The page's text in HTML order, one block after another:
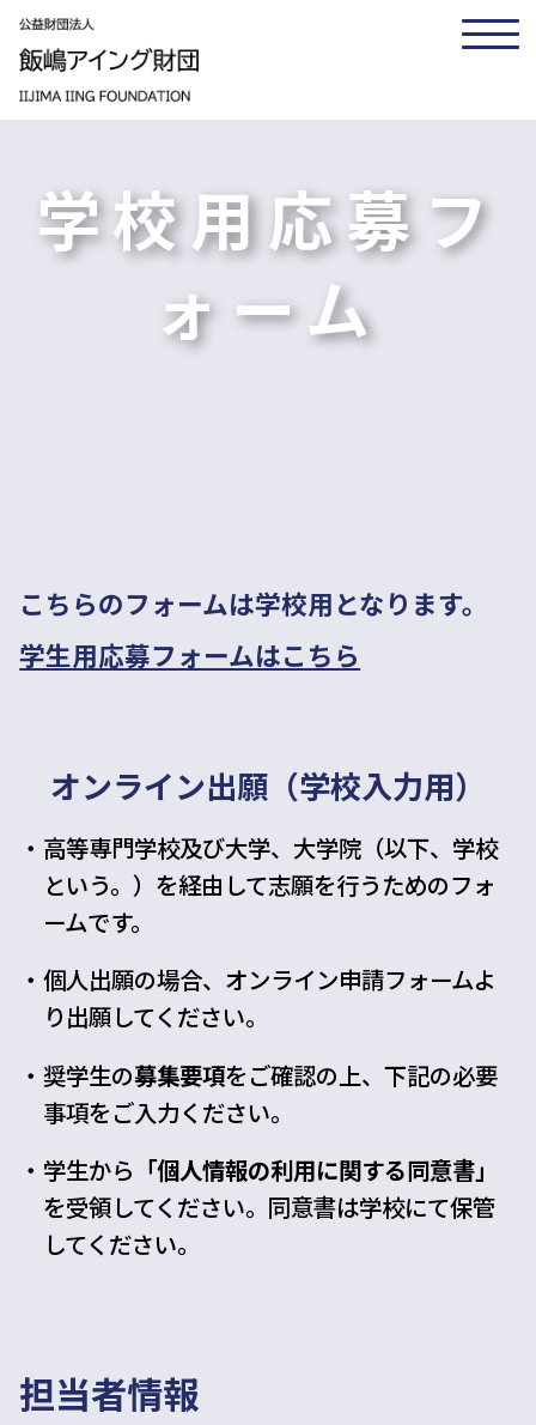
学校用応募フ
ォーム
こちらのフォームは学校用となります。
学生用応募フォームはこちら
オンライン出願（学校入力用）
高等専門学校及び大学、大学院（以下、学校
という。）を経由して志願を行うためのフォ
ームです。
個人出願の場合、オンライン申請フォームよ
り出願してください。
奨学生の募集要項をご確認の上、下記の必要
事項をご入力ください。
学生から 「個人情報の利用に関する同意書」
を受領してください。同意書は学校にて保管
してください。
担当者情報